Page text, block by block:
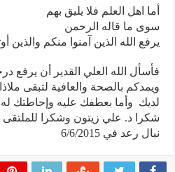
أما اهل العلم فلا يليق بهم
سوى ما قاله الرحمن
يرفع الله الذين آمنوا منكم والذين
فأسأل الله العلي القدير أن يرفع
ويمدكم بالصحة والعافية لتبقى
لديك وأما بعطفك عليه وإحاطتك له
شكرا د. علي زيتون وشكرا للملتقى
نبال رعد في 6/6/2015